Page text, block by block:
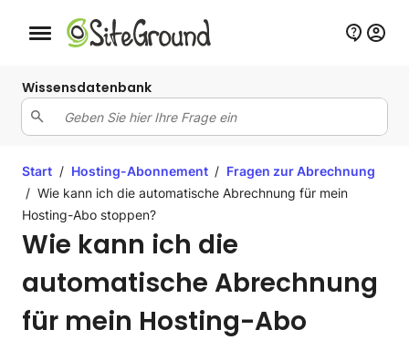
Schaltfläche Mobile Navigation
Wissensdatenbank
Start / Hosting-Abonnement / Fragen zur Abrechnung
/ Wie kann ich die automatische Abrechnung für mein
Hosting-Abo stoppen?
Wie kann ich die
automatische Abrechnung
für mein Hosting-Abo